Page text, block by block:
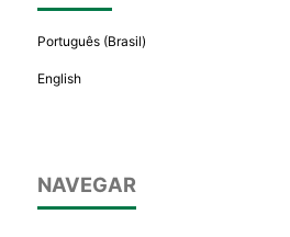
Português (Brasil)
English
NAVEGAR